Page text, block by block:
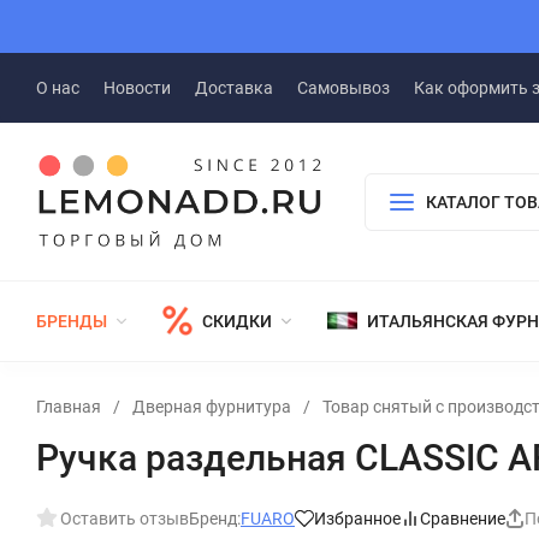
О нас Новости Доставка Самовывоз Как оформить
КАТАЛОГ
БРЕНДЫ СКИДКИ ИТАЛЬЯНСКАЯ
Главная / Дверная фурнитура / Товар снятый с
Ручка раздельная CLASSIC
Оставить отзывБренд:FUARO Избранное Сравнение